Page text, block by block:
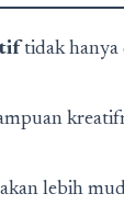
tidak
lebih